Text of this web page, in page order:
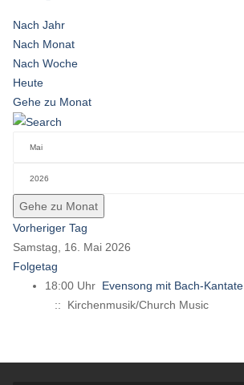
Nach Jahr
Nach Monat
Nach Woche
Heute
Gehe zu Monat
Gehe zu Monat
Vorheriger Tag
Samstag, 16. Mai 2026
Folgetag
18:00 Uhr Evensong mit Bach-Kantate
:: Kirchenmusik/Church Music